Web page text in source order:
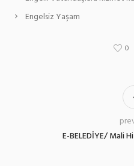
Engelsiz Yaşam
0
E-BELEDİYE/ Mali